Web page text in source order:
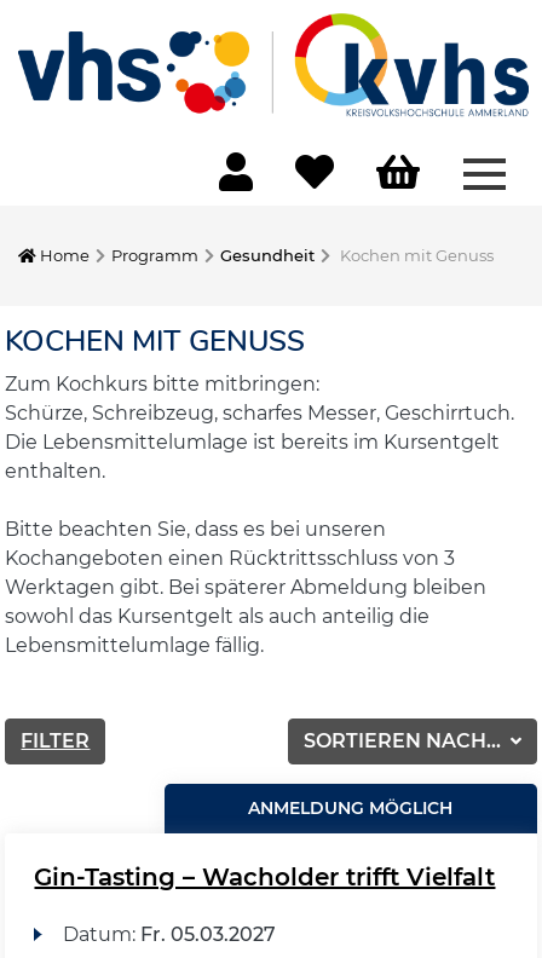
Home Programm Gesundheit Kochen mit Genuss
KOCHEN MIT GENUSS
Zum Kochkurs bitte mitbringen:
Schürze, Schreibzeug, scharfes Messer, Geschirrtuch.
Die Lebensmittelumlage ist bereits im Kursentgelt
enthalten.
Bitte beachten Sie, dass es bei unseren
Kochangeboten einen Rücktrittsschluss von 3
Werktagen gibt. Bei späterer Abmeldung bleiben
sowohl das Kursentgelt als auch anteilig die
Lebensmittelumlage fällig.
SORTIEREN NACH...
FILTER
ANMELDUNG MÖGLICH
Gin-Tasting – Wacholder trifft Vielfalt
Datum: Fr. 05.03.2027